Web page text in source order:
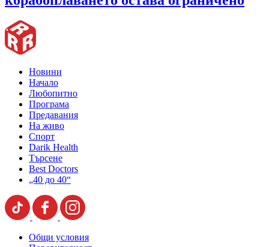
Новини
Начало
Любопитно
Програма
Предавания
На живо
Спорт
Darik Health
Търсене
Best Doctors
„40 до 40“
Общи условия